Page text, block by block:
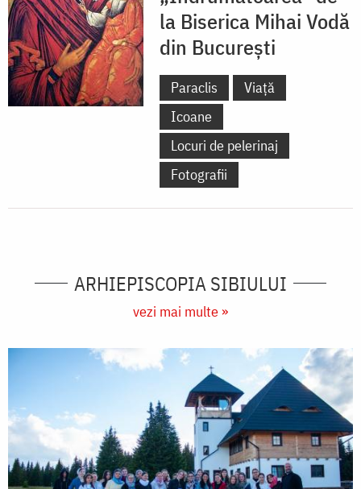
la Biserica Mihai Vodă
din București
Paraclis
Viață
Icoane
Locuri de pelerinaj
Fotografii
ARHIEPISCOPIA SIBIULUI
vezi mai multe »